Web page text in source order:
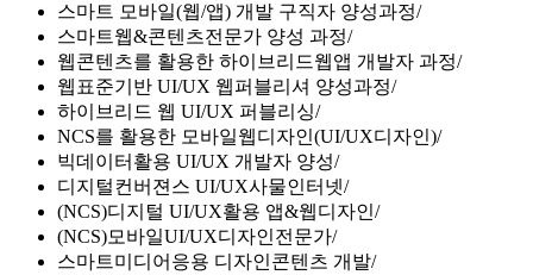
스마트 모바일(웹/앱) 개발 구직자 양성과정
스마트웹&콘텐츠전문가 양성 과정
웹콘텐츠를 활용한 하이브리드웹앱 개발자 과정
웹표준기반 UI/UX 웹퍼블리셔 양성과정
하이브리드 웹 UI/UX 퍼블리싱
NCS를 활용한 모바일웹디자인(UI/UX디자인)
빅데이터활용 UI/UX 개발자 양성
디지털컨버젼스 UI/UX사물인터넷
(NCS)디지털 UI/UX활용 앱&웹디자인
(NCS)모바일UI/UX디자인전문가
스마트미디어응용 디자인콘텐츠 개발